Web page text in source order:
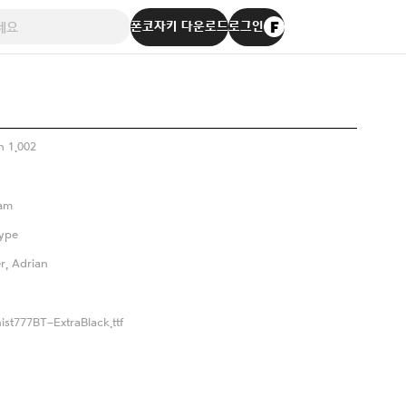
폰코자키 다운로드로그인
1.002
Adrian
ExtraBlack.ttf